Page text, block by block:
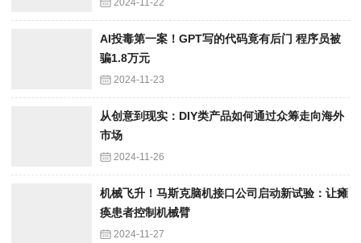
2024-11-22
AI投毒第一案！GPT写的代码竟有后门 程序员被
骗1.8万元
2024-11-23
从创意到现实：DIY类产品如何通过众筹走向海外
市场
2024-11-26
机械飞升！马斯克脑机接口公司启动新试验：让瘫
痪患者控制机械臂
2024-11-27